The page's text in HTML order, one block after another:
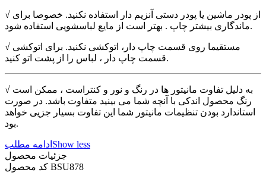
√ از پودر ماشین یا پودر دستی آنزیم دار استفاده نکنید. خصوصا برای
ماندگاری بیشتر چاپ . بهتر است از مایع لباسشویی استفاده شود.
√ مستقیما روی قسمت چاپ دار، اتوکشی نکنید. برای اتوکشی
قسمت چاپ دار ، لباس را از پشت اتو کنید.
√ به دلیل تفاوت مانیتور ها در رنگ و نور و کنتراست ، ممکن است
رنگ محصول اندکی با آنچه شما می بینید متفاوت باشد. در صورت
استاندارد بودن تنظیمات مانیتور شما این تفاوت بسیار جزیی خواهد
بود.
ادامه مطلب Show less
جزئیات محصول
BSU878